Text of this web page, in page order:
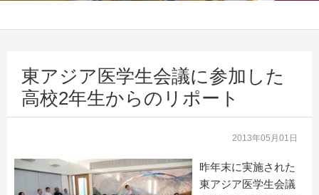
東アジア医学生会議に参加した
高校2年生からのリポート
2013年05月01日
昨年末に実施された
東アジア医学生会議